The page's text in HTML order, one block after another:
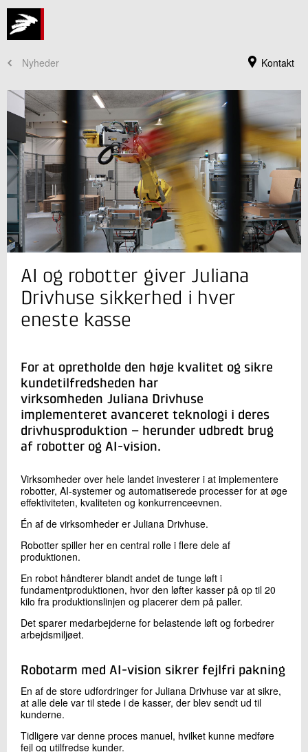
Kontakt
Nyheder
Jeg er din kontaktperson
Carsten Panch Isaksen
Faglig leder
Robotteknologi
+45 72 20 18 02
Skriv til mig
Send
AI og robotter giver Juliana
Drivhuse sikkerhed i hver
eneste kasse
For at opretholde den høje kvalitet og sikre
kundetilfredsheden har
virksomheden Juliana Drivhuse
implementeret avanceret teknologi i deres
drivhusproduktion – herunder udbredt brug
af robotter og AI-vision.
Virksomheder over hele landet investerer i at implementere
robotter, AI-systemer og automatiserede processer for at øge
effektiviteten, kvaliteten og konkurrenceevnen.
Én af de virksomheder er Juliana Drivhuse.
Robotter spiller her en central rolle i flere dele af
produktionen.
En robot håndterer blandt andet de tunge løft i
fundamentproduktionen, hvor den løfter kasser på op til 20
kilo fra produktionslinjen og placerer dem på paller.
Det sparer medarbejderne for belastende løft og forbedrer
arbejdsmiljøet.
Robotarm med AI-vision sikrer fejlfri pakning
En af de store udfordringer for Juliana Drivhuse var at sikre,
at alle dele var til stede i de kasser, der blev sendt ud til
kunderne.
Tidligere var denne proces manuel, hvilket kunne medføre
fejl og utilfredse kunder.